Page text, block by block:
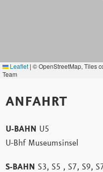
Leaflet | © OpenStreetMap, Tiles
Team
ANFAHRT
U-BAHN U5
U-Bhf Museumsinsel
S-BAHN S3, S5 , S7, S9,